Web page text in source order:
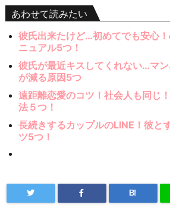
あわせて読みたい
彼氏出来たけど…初めてでも安心
ニュアル5つ！
彼氏が最近キスしてくれない…マ
が減る原因5つ
遠距離恋愛のコツ！社会人も同じ
法５つ！
長続きするカップルのLINE！彼と
ツ5つ！
B!